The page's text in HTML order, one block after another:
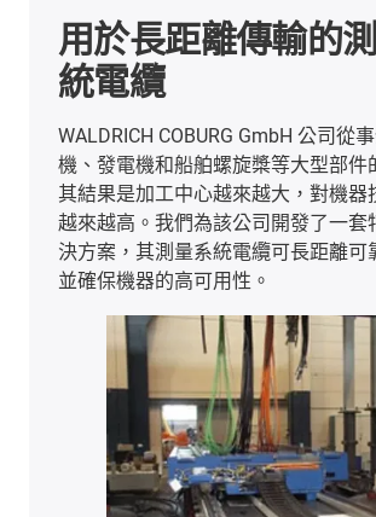
用於長距離傳輸的
統電纜
WALDRICH COBURG GmbH 公司從
機、發電機和船舶螺旋槳等大型部件
其結果是加工中心越來越大，對機器
越來越高。我們為該公司開發了一套
決方案，其測量系統電纜可長距離可
並確保機器的高可用性。